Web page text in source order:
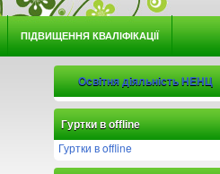
ПІДВИЩЕННЯ КВАЛІФІКАЦІЇ
Освітня діяльність НЕНЦ
Гуртки в offline
Гуртки в offline